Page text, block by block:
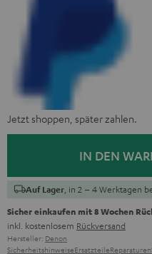
Jetzt shoppen, später zahlen.
IN DEN
Auf Lager , in 2 – 4 Werktagen
Sicher einkaufen mit 8 Wochen
inkl. kostenlosem Rückversand
Hersteller: Denon
SicherheitshinweiseErsatzteileReparaturen